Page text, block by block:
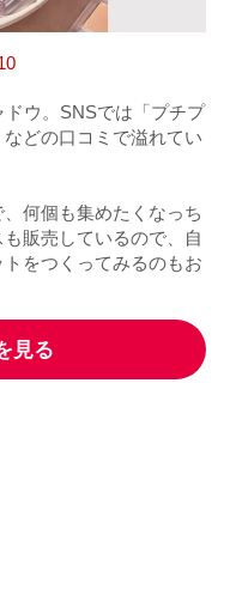
ウ。SNSでは「プチプ
どの口コミで溢れてい
何個も集めたくなっち
販売しているので、自
をつくってみるのもお
見る